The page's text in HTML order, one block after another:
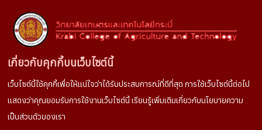
เกี่ยวกับคุกกี้บนเว็บไซต์นี้
เว็บไซต์นี้ใช้คุกกี้เพื่อให้แน่ใจว่าได้รับประสบการณ์ที่ดีที่สุด การใช้เว็บไซต์นี้ต่อไป
แสดงว่าคุณยอมรับการใช้งานเว็บไซต์นี้ เรียนรู้เพิ่มเติมเกี่ยวกับนโยบายความ
เป็นส่วนตัวของเรา
สถานที่ติดต่อ :
100 หมู่ที่ 6 ตำบลห้วยยูง
อำเภอเหนือคลอง จังหวัดกระบี่
ช่องทางการติดต่อ :
Tel. 075666022
Facebook: งานประชาสัมพันธ์วษท.กระบี่